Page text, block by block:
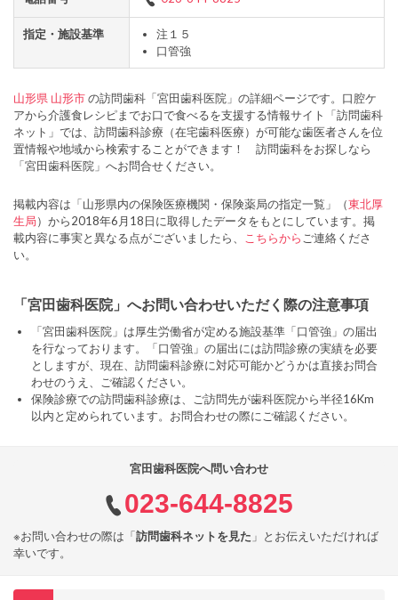
指定・施設基準
注１５
口管強
山形県 山形市の訪問歯科「宮田歯科医院」の詳細ページです。口腔ケ
アから介護食レシピまでお口で食べるを支援する情報サイト「訪問歯科
ネット」では、訪問歯科診療（在宅歯科医療）が可能な歯医者さんを位
置情報や地域から検索することができます！ 訪問歯科をお探しなら
「宮田歯科医院」へお問合せください。
掲載内容は「山形県内の保険医療機関・保険薬局の指定一覧」（東北厚
生局）から2018年6月18日に取得したデータをもとにしています。掲
載内容に事実と異なる点がございましたら、
こちらから ご連絡くださ
い。
「宮田歯科医院」へお問い合わせいただく際の注意事項
「宮田歯科医院」は厚生労働省が定める施設基準「口管強」の届出
を行なっております。「口管強」の届出には訪問診療の実績を必要
としますが、現在、訪問歯科診療に対応可能かどうかは直接お問合
わせのうえ、ご確認ください。
保険診療での訪問歯科診療は、ご訪問先が歯科医院から半径16Km
以内と定められています。お問合わせの際にご確認ください。
宮田歯科医院へ問い合わせ
023-644-8825
※お問い合わせの際は「訪問歯科ネットを見た 」とお伝えいただければ
幸いです。